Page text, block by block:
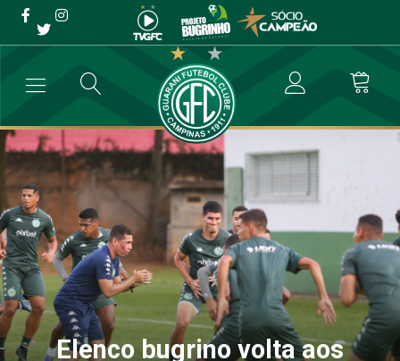
Elenco bugrino volta aos
trabalhos focado na disputa
da Série B
→ Futebol Profissional → Elenco bugrino volta aos trabalhos
Elenco bugrino volta aos